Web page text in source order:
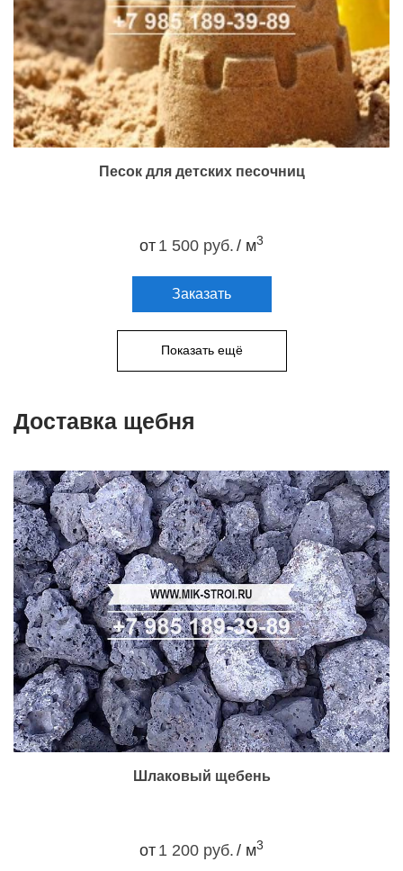
Песок для детских песочниц
от 1 500 руб. / м3
Заказать
Показать ещё
Доставка щебня
Шлаковый щебень
от 1 200 руб. / м3